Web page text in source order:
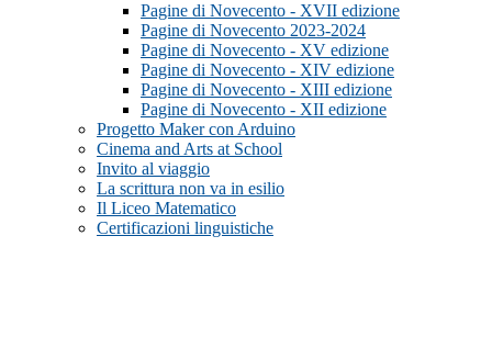
Pagine di Novecento - XVII edizione
Pagine di Novecento 2023-2024
Pagine di Novecento - XV edizione
Pagine di Novecento - XIV edizione
Pagine di Novecento - XIII edizione
Pagine di Novecento - XII edizione
Progetto Maker con Arduino
Cinema and Arts at School
Invito al viaggio
La scrittura non va in esilio
Il Liceo Matematico
Certificazioni linguistiche